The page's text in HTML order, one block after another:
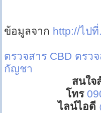
ข้อมูลจาก http://ไปที่
ตรวจสาร CBD ตรว
กัญชา
สนใจ
โทร
ไลน์ไอดี